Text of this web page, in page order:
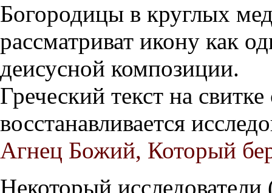
Богородицы в круглых
рассматриват икону как
деисусной композиции.
Греческий текст на
восстанавливается
Агнец Божий, Который
Некоторый